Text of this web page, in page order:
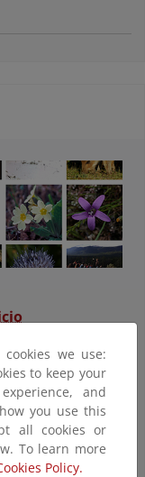
de Medio ambiente
de diálogo entre
compuesta por
y la Formación
Ecológica y
que comparten un
we use:
to keep your
and
you use this
all cookies or
To learn more
Policy.